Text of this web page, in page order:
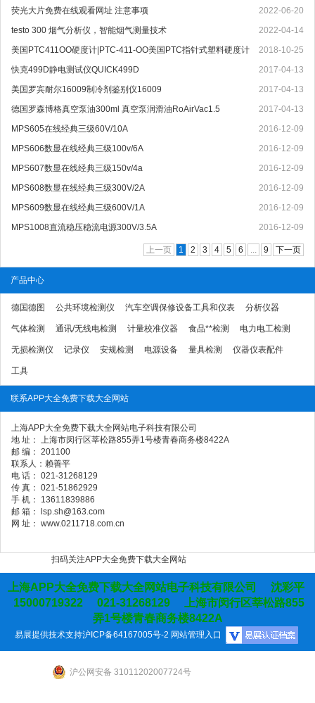
荧光大片免费在线观看网址 注意事项
2022-06-20
testo 300 烟气分析仪，智能烟气测量技术
2022-04-14
美国PTC411OO硬度计|PTC-411-OO美国PTC指针式塑料硬度计
2018-10-25
快克499D静电测试仪QUICK499D
2017-04-13
美国罗宾耐尔16009制冷剂鉴别仪16009
2017-04-13
德国罗森博格真空泵油300ml 真空泵润滑油RoAirVac1.5
2017-04-13
MPS605在线经典三级60V/10A
2016-12-09
MPS606数显在线经典三级100v/6A
2016-12-09
MPS607数显在线经典三级150v/4a
2016-12-09
MPS608数显在线经典三级300V/2A
2016-12-09
MPS609数显在线经典三级600V/1A
2016-12-09
MPS1008直流稳压稳流电源300V/3.5A
2016-12-09
上一页 1 2 3 4 5 6 ... 9 下一页
产品中心
德国德图 公共环境检测仪 汽车空调保修设备工具和仪表 分析仪器
气体检测 通讯/无线电检测 计量校准仪器 食品**检测 电力电工检测
无损检测仪 记录仪 安规检测 电源设备 量具检测 仪器仪表配件
工具
联系APP大全免费下载大全网站
上海APP大全免费下载大全网站电子科技有限公司
地 址： 上海市闵行区莘松路855弄1号楼青春商务楼8422A
邮 编： 201100
联系人：赖善平
电 话： 021-31268129
传 真： 021-51862929
手 机： 13611839886
邮 箱： lsp.sh@163.com
网 址： www.0211718.com.cn
扫码关注APP大全免费下载大全网站
上海APP大全免费下载大全网站电子科技有限公司 沈彩平
15000719322 021-31268129 上海市闵行区莘松路855
弄1号楼青春商务楼8422A
易展提供技术支持沪ICP备64167005号-2 网站管理入口
沪公网安备 31011202007724号